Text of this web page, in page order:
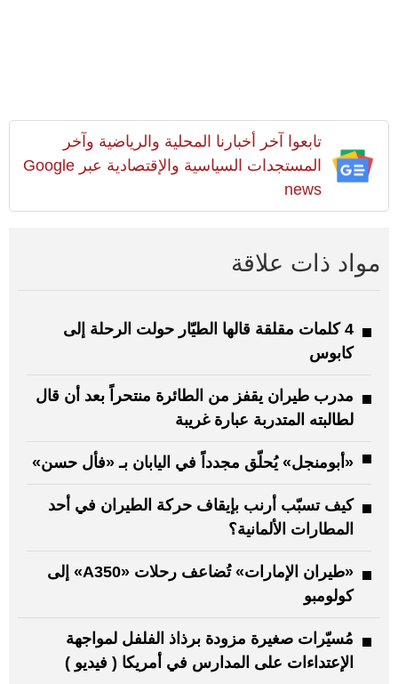
تابعوا آخر أخبارنا المحلية والرياضية وآخر
المستجدات السياسية والإقتصادية عبر Google
news
مواد ذات علاقة
4 كلمات مقلقة قالها الطيّار حولت الرحلة إلى
كابوس
مدرب طيران يقفز من الطائرة منتحراً بعد أن قال
لطالبته المتدربة عبارة غريبة
«أبومنجل» يُحلّق مجدداً في اليابان بـ «فأل حسن»
كيف تسبّب أرنب بإيقاف حركة الطيران في أحد
المطارات الألمانية؟
«طيران الإمارات» تُضاعف رحلات «A350» إلى
كولومبو
مُسيّرات صغيرة مزودة برذاذ الفلفل لمواجهة
الإعتداءات على المدارس في أمريكا ( فيديو )